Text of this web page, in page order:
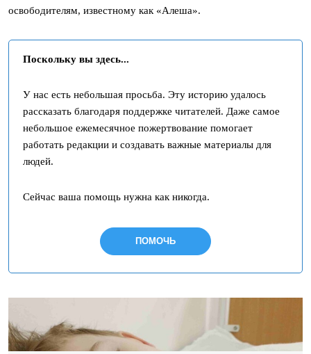
освободителям, известному как «Алеша».
Поскольку вы здесь...
У нас есть небольшая просьба. Эту историю удалось
рассказать благодаря поддержке читателей. Даже самое
небольшое ежемесячное пожертвование помогает
работать редакции и создавать важные материалы для
людей.
Сейчас ваша помощь нужна как никогда.
ПОМОЧЬ